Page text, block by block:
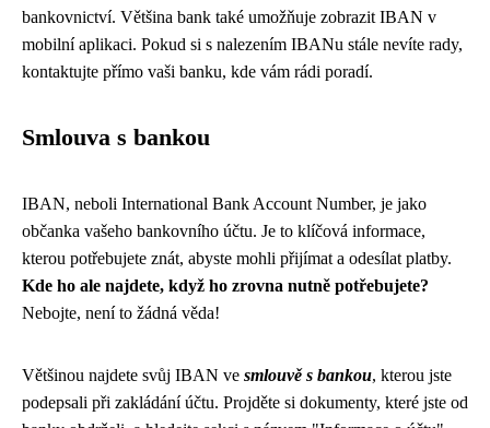
bankovnictví. Většina bank také umožňuje zobrazit IBAN v
mobilní aplikaci. Pokud si s nalezením IBANu stále nevíte rady,
kontaktujte přímo vaši banku, kde vám rádi poradí.
Smlouva s bankou
IBAN, neboli International Bank Account Number, je jako
občanka vašeho bankovního účtu. Je to klíčová informace,
kterou potřebujete znát, abyste mohli přijímat a odesílat platby.
Kde ho ale najdete, když ho zrovna nutně potřebujete?
Nebojte, není to žádná věda!
Většinou najdete svůj IBAN ve smlouvě s bankou, kterou jste
podepsali při zakládání účtu. Projděte si dokumenty, které jste od